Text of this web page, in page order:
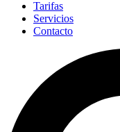
Tarifas
Servicios
Contacto